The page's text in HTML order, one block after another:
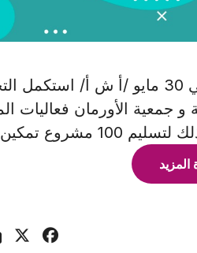
القاهرة في 30 مايو /أ ش أ/
اقتصادي و 18 كشك للفئات الأولى